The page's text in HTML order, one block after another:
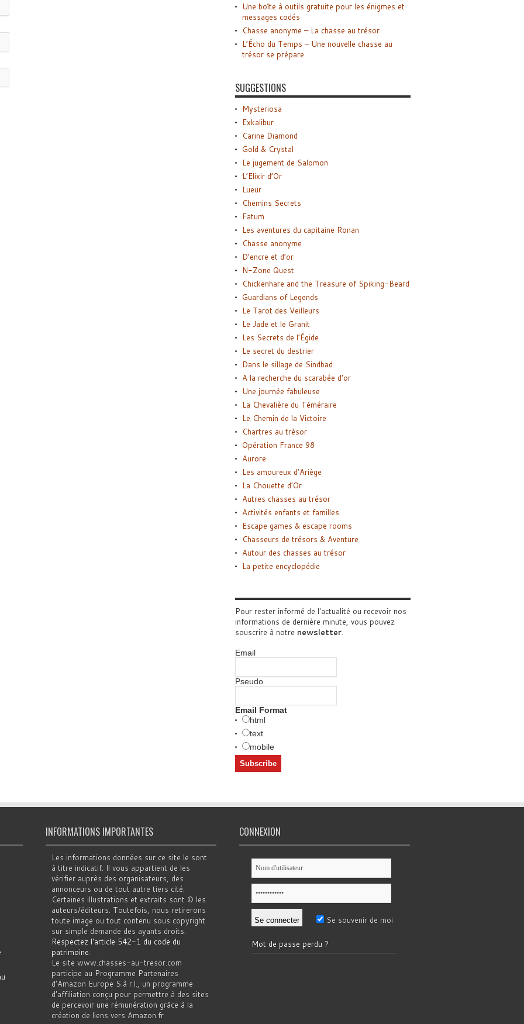
Une boîte à outils gratuite pour les énigmes et
messages codés
Chasse anonyme – La chasse au trésor
L’Écho du Temps – Une nouvelle chasse au
trésor se prépare
SUGGESTIONS
Mysteriosa
Exkalibur
Carine Diamond
Gold & Crystal
Le jugement de Salomon
L’Elixir d’Or
Lueur
Chemins Secrets
Fatum
Les aventures du capitaine Ronan
Chasse anonyme
D’encre et d’or
N-Zone Quest
Chickenhare and the Treasure of Spiking-Beard
Guardians of Legends
Le Tarot des Veilleurs
Le Jade et le Granit
Les Secrets de l’Égide
Le secret du destrier
Dans le sillage de Sindbad
A la recherche du scarabée d’or
Une journée fabuleuse
La Chevalière du Téméraire
Le Chemin de la Victoire
Chartres au trésor
Opération France 98
Aurore
Les amoureux d’Ariège
La Chouette d’Or
Autres chasses au trésor
Activités enfants et familles
Escape games & escape rooms
Chasseurs de trésors & Aventure
Autour des chasses au trésor
La petite encyclopédie
Pour rester informé de l'actualité ou recevoir nos
informations de dernière minute, vous pouvez
souscrire à notre newsletter.
Email
Pseudo
Email Format
html
text
mobile
INFORMATIONS IMPORTANTES
Les informations données sur ce site le sont
à titre indicatif. Il vous appartient de les
vérifier auprès des organisateurs, des
annonceurs ou de tout autre tiers cité.
Certaines illustrations et extraits sont © les
auteurs/éditeurs. Toutefois, nous retirerons
toute image ou tout contenu sous copyright
sur simple demande des ayants droits.
Respectez l'article 542-1 du code du
patrimoine
Le site www.chasses-au-tresor.com
participe au Programme Partenaires
d’Amazon Europe S.à r.l., un programme
d’affiliation conçu pour permettre à des sites
de percevoir une rémunération grâce à la
création de liens vers Amazon.fr
CONNEXION
Se souvenir de moi
Mot de passe perdu ?